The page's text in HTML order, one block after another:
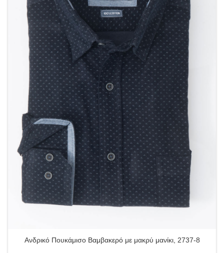
Ανδρικό Πουκάμισο Βαμβακερό με μακρύ μανίκι, 2737-8